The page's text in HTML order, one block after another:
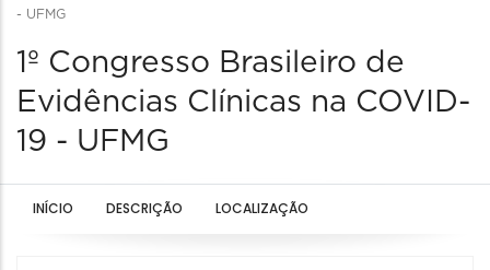
- UFMG
1º Congresso Brasileiro de
Evidências Clínicas na COVID-
19 - UFMG
INÍCIO DESCRIÇÃO LOCALIZAÇÃO